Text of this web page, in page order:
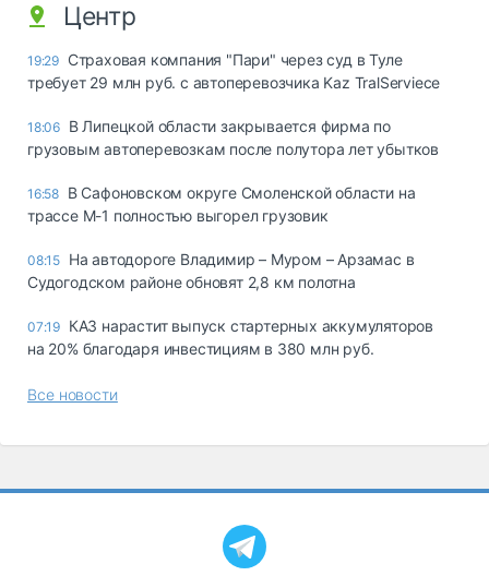
Центр
19:29 Страховая компания "Пари" через суд в Туле
требует 29 млн руб. с автоперевозчика Kaz TralServiece
18:06 В Липецкой области закрывается фирма по
грузовым автоперевозкам после полутора лет убытков
16:58 В Сафоновском округе Смоленской области на
трассе М-1 полностью выгорел грузовик
08:15 На автодороге Владимир – Муром – Арзамас в
Судогодском районе обновят 2,8 км полотна
07:19 КАЗ нарастит выпуск стартерных аккумуляторов
на 20% благодаря инвестициям в 380 млн руб.
Все новости